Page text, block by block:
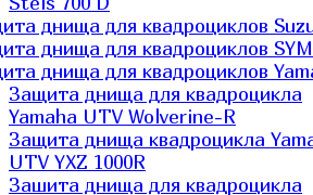
днища для квадроциклов
днища для квадроциклов SYM
днища для квадроциклов
Защита днища для квадроцикла
Yamaha UTV Wolverine-R
Защита днища квадроцикла
UTV YXZ 1000R
Зашита днища для квадроцикла